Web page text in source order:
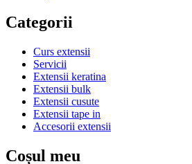
Categorii
Curs extensii
Servicii
Extensii keratina
Extensii bulk
Extensii cusute
Extensii tape in
Accesorii extensii
Coșul meu